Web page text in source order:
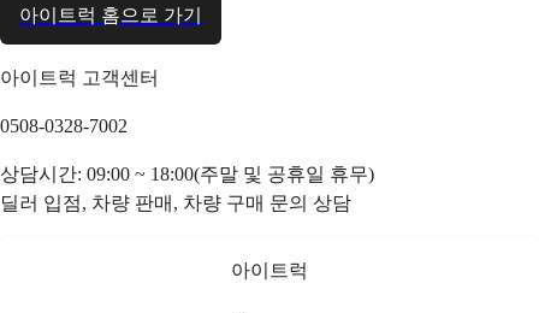
아이트럭 홈으로 가기
아이트럭 고객센터
0508-0328-7002
상담시간: 09:00 ~ 18:00(주말 및 공휴일 휴무)
딜러 입점, 차량 판매, 차량 구매 문의 상담
아이트럭